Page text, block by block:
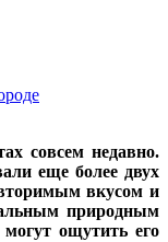
совсем недавно.
еще более двух
вкусом и
природным
ощутить его